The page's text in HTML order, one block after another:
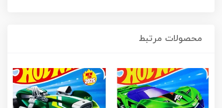
محصولات مرتبط